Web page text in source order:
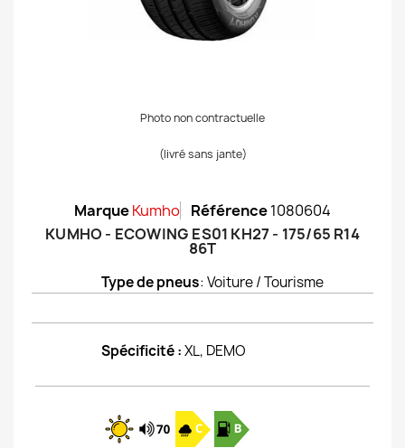
Photo non contractuelle
(livré sans jante)
MarqueKumho Référence1080604
KUMHO - ECOWING ES01 KH27 - 175/65 R14
86T
Type de pneus: Voiture / Tourisme
Spécificité :XL, DEMO